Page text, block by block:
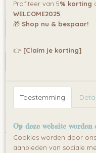
Aantal
Omschrijving
Familidoo voetenzak
Reacties
Profiteer van 5% korting
WELCOME2025
🎁 Shop nu & bespaar!
👉 [Claim je korting]
Toestemming
Op deze website worden
Cookies worden door
aanbieden van sociale